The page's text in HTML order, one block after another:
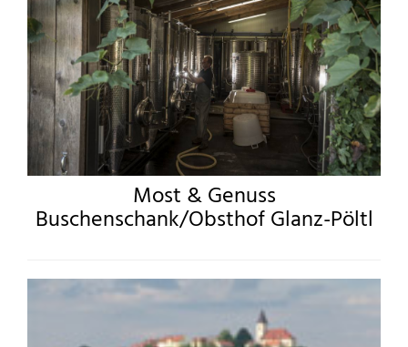
Most & Genuss
Buschenschank/Obsthof Glanz-Pöltl